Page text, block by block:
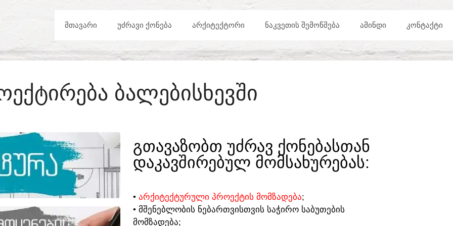
ᲛᲗᲐᲕᲐᲠᲘ ᲣᲫᲠᲐᲕᲘ ᲥᲝᲜᲔᲑᲐ ᲐᲠᲥᲘᲢᲔᲥᲢᲝᲠᲘ ᲜᲐᲙᲕᲔᲗᲘᲡ ᲨᲔᲛᲝᲬᲛᲔᲑᲐ ᲐᲛᲘᲜᲓᲘ ᲙᲝᲜᲢᲐᲥᲢᲘ
ᲑᲐᲚᲔᲑᲘᲡᲮᲔᲕᲨᲘ
ᲒᲗᲐᲕᲐᲖᲝᲑᲗ ᲣᲫᲠᲐᲕ ᲥᲝᲜᲔᲑᲐᲡᲗᲐᲜ
ᲓᲐᲙᲐᲕᲨᲘᲠᲔᲑᲣᲚ ᲛᲝᲛᲡᲐᲮᲣᲠᲔᲑᲐᲡ:​
• ᲐᲠᲥᲘᲢᲔᲥᲢᲣᲠᲣᲚᲘ ᲞᲠᲝᲔᲥᲢᲘᲡ ᲛᲝᲛᲖᲐᲓᲔᲑᲐ;
• ᲛᲨᲔᲜᲔᲑᲚᲝᲑᲘᲡ ᲜᲔᲑᲐᲠᲗᲕᲘᲡᲗᲕᲘᲡ ᲡᲐᲭᲘᲠᲝ ᲡᲐᲑᲣᲗᲔᲑᲘᲡ
ᲛᲝᲛᲖᲐᲓᲔᲑᲐ;